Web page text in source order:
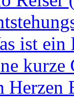
ist ein
kurze
Herzen